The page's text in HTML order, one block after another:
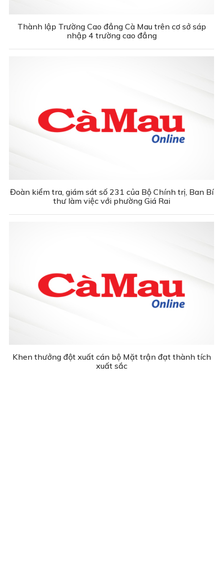
Thành lập Trường Cao đẳng Cà Mau trên cơ sở sáp
nhập 4 trường cao đẳng
Đoàn kiểm tra, giám sát số 231 của Bộ Chính trị, Ban Bí
thư làm việc với phường Giá Rai
Khen thưởng đột xuất cán bộ Mặt trận đạt thành tích
xuất sắc